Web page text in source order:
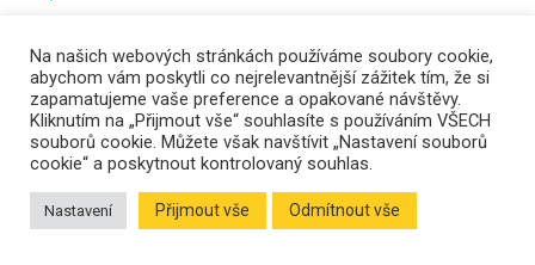
Uskutečněné akce
Na našich webových stránkách používáme soubory cookie,
abychom vám poskytli co nejrelevantnější zážitek tím, že si
zapamatujeme vaše preference a opakované návštěvy.
Kliknutím na „Přijmout vše“ souhlasíte s používáním VŠECH
souborů cookie. Můžete však navštívit „Nastavení souborů
cookie“ a poskytnout kontrolovaný souhlas.
Nastavení Přijmout vše Odmítnout vše